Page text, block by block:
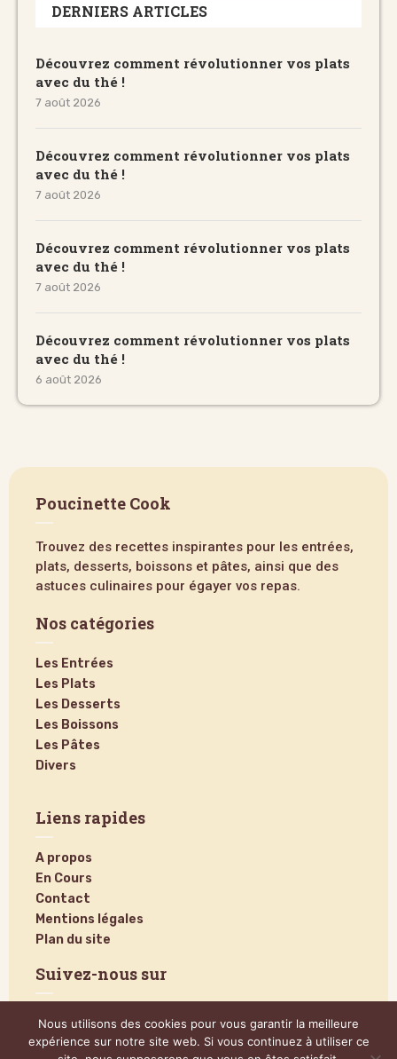
DERNIERS ARTICLES
Découvrez comment révolutionner vos plats
avec du thé !
7 août 2026
Découvrez comment révolutionner vos plats
avec du thé !
7 août 2026
Découvrez comment révolutionner vos plats
avec du thé !
7 août 2026
Découvrez comment révolutionner vos plats
avec du thé !
6 août 2026
Poucinette Cook
Trouvez des recettes inspirantes pour les entrées,
plats, desserts, boissons et pâtes, ainsi que des
astuces culinaires pour égayer vos repas.
Nos catégories
Les Entrées
Les Plats
Les Desserts
Les Boissons
Les Pâtes
Divers
Liens rapides
A propos
En Cours
Contact
Mentions légales
Plan du site
Suivez-nous sur
Nous utilisons des cookies pour vous garantir la meilleure
expérience sur notre site web. Si vous continuez à utiliser ce